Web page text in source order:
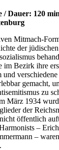
/ Dauer: 120
Mitmach-
der
im Bezirk ihre
gemacht,
zu
März 1934
der
öffentlich
–
–